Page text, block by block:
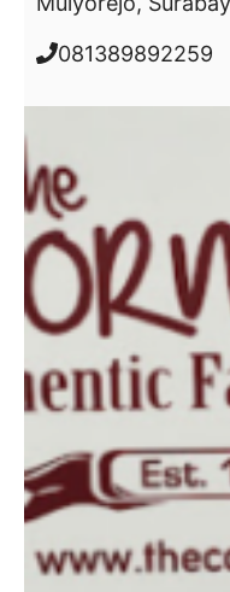
081389892259